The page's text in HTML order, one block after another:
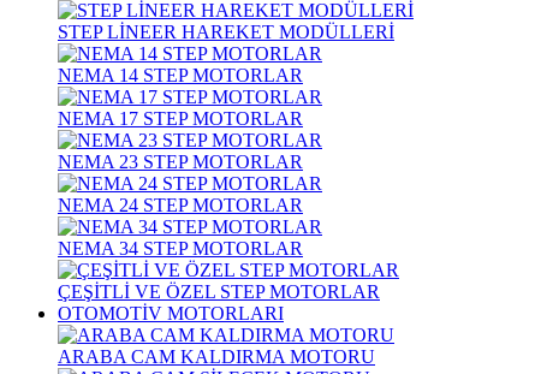
STEP LİNEER HAREKET MODÜLLERİ
NEMA 14 STEP MOTORLAR
NEMA 17 STEP MOTORLAR
NEMA 23 STEP MOTORLAR
NEMA 24 STEP MOTORLAR
NEMA 34 STEP MOTORLAR
ÇEŞİTLİ VE ÖZEL STEP MOTORLAR
OTOMOTİV MOTORLARI
ARABA CAM KALDIRMA MOTORU